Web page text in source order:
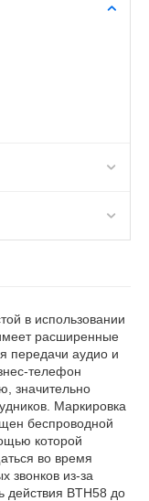
в использовании
расширенные
передачи аудио и
телефон
значительно
Маркировка
беспроводной
которой
во время
звонков из-за
действия BTH58 до